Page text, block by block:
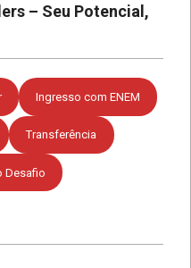
– Seu Potencial,
Ingresso com ENEM
Transferência
Desafio
Inclusão na Faculdade
Transformando
da Educação de
e SBSeg 2023